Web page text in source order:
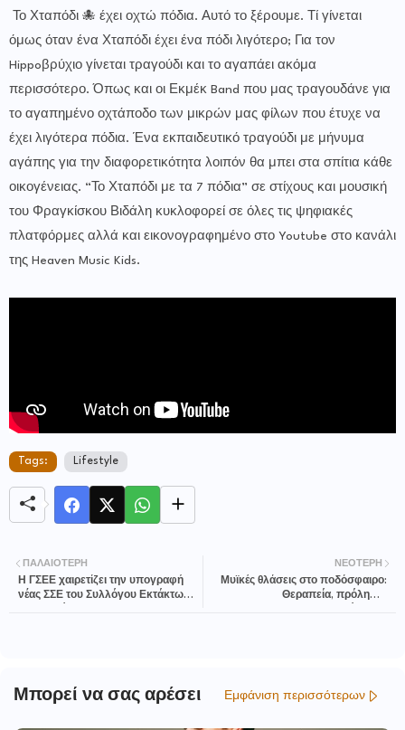
Το Χταπόδι 🐙 έχει οχτώ πόδια. Αυτό το ξέρουμε. Τί γίνεται
όμως όταν ένα Χταπόδι έχει ένα πόδι λιγότερο; Για τον
Hippoβρύχιο γίνεται τραγούδι και το αγαπάει ακόμα
περισσότερο. Όπως και οι Εκμέκ Band που μας τραγουδάνε για
το αγαπημένο οχτάποδο των μικρών μας φίλων που έτυχε να
έχει λιγότερα πόδια. Ένα εκπαιδευτικό τραγούδι με μήνυμα
αγάπης για την διαφορετικότητα λοιπόν θα μπει στα σπίτια κάθε
οικογένειας. “Το Χταπόδι με τα 7 πόδια” σε στίχους και μουσική
του Φραγκίσκου Βιδάλη κυκλοφορεί σε όλες τις ψηφιακές
πλατφόρμες αλλά και εικονογραφημένο στο Youtube στο κανάλι
της Heaven Music Kids.
Tags: Lifestyle
ΝΕΌΤΕΡΗ
Μυϊκές θλάσεις στο ποδόσφαιρο:
Θεραπεία, πρόληψη,
ΠΑΛΑΙΌΤΕΡΗ
Η ΓΣΕΕ χαιρετίζει την υπογραφή
νέας ΣΣΕ του Συλλόγου Εκτάκτων
Μπορεί να σας αρέσει Εμφάνιση περισσότερων